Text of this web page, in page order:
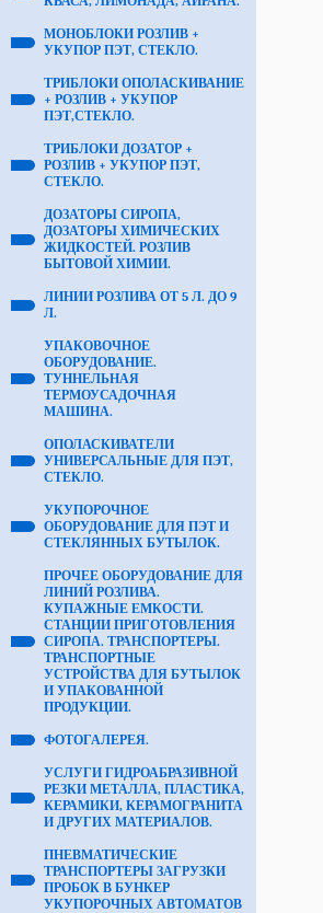
МОНОБЛОКИ РОЗЛИВ +
УКУПОР ПЭТ, СТЕКЛО.
ТРИБЛОКИ ОПОЛАСКИВАНИЕ
+ РОЗЛИВ + УКУПОР
ПЭТ,СТЕКЛО.
ТРИБЛОКИ ДОЗАТОР +
РОЗЛИВ + УКУПОР ПЭТ,
СТЕКЛО.
ДОЗАТОРЫ СИРОПА,
ДОЗАТОРЫ ХИМИЧЕСКИХ
ЖИДКОСТЕЙ. РОЗЛИВ
БЫТОВОЙ ХИМИИ.
ЛИНИИ РОЗЛИВА ОТ 5 Л. ДО 9
Л.
УПАКОВОЧНОЕ
ОБОРУДОВАНИЕ.
ТУННЕЛЬНАЯ
ТЕРМОУСАДОЧНАЯ
МАШИНА.
ОПОЛАСКИВАТЕЛИ
УНИВЕРСАЛЬНЫЕ ДЛЯ ПЭТ,
СТЕКЛО.
УКУПОРОЧНОЕ
ОБОРУДОВАНИЕ ДЛЯ ПЭТ И
СТЕКЛЯННЫХ БУТЫЛОК.
ПРОЧЕЕ ОБОРУДОВАНИЕ ДЛЯ
ЛИНИЙ РОЗЛИВА.
КУПАЖНЫЕ ЕМКОСТИ.
СТАНЦИИ ПРИГОТОВЛЕНИЯ
СИРОПА. ТРАНСПОРТЕРЫ.
ТРАНСПОРТНЫЕ
УСТРОЙСТВА ДЛЯ БУТЫЛОК
И УПАКОВАННОЙ
ПРОДУКЦИИ.
ФОТОГАЛЕРЕЯ.
УСЛУГИ ГИДРОАБРАЗИВНОЙ
РЕЗКИ МЕТАЛЛА, ПЛАСТИКА,
КЕРАМИКИ, КЕРАМОГРАНИТА
И ДРУГИХ МАТЕРИАЛОВ.
ПНЕВМАТИЧЕСКИЕ
ТРАНСПОРТЕРЫ ЗАГРУЗКИ
ПРОБОК В БУНКЕР
УКУПОРОЧНЫХ АВТОМАТОВ